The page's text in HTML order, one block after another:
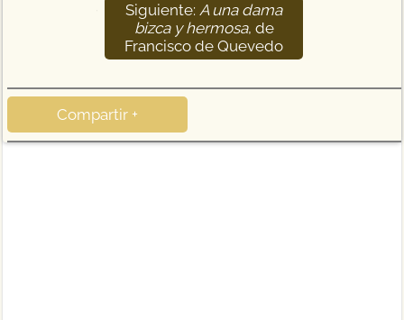
Siguiente:A una dama
bizca y hermosa, de
Francisco de Quevedo
Compartir +